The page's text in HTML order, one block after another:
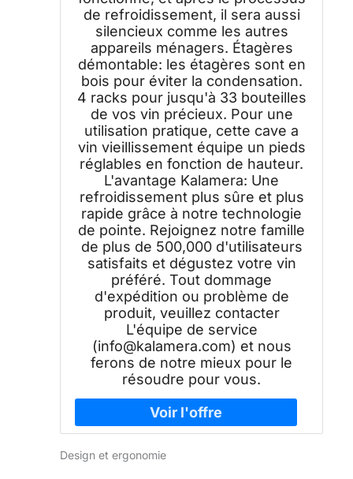
de refroidissement, il sera aussi
silencieux comme les autres
appareils ménagers. Étagères
démontable: les étagères sont en
bois pour éviter la condensation.
4 racks pour jusqu'à 33 bouteilles
de vos vin précieux. Pour une
utilisation pratique, cette cave a
vin vieillissement équipe un pieds
réglables en fonction de hauteur.
L'avantage Kalamera: Une
refroidissement plus sûre et plus
rapide grâce à notre technologie
de pointe. Rejoignez notre famille
de plus de 500,000 d'utilisateurs
satisfaits et dégustez votre vin
préféré. Tout dommage
d'expédition ou problème de
produit, veuillez contacter
L'équipe de service
(info@kalamera.com) et nous
ferons de notre mieux pour le
résoudre pour vous.
Design et ergonomie